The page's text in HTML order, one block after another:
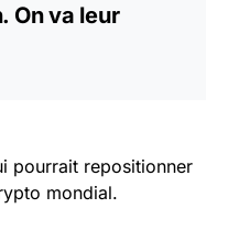
On va leur
pourrait repositionner
mondial.